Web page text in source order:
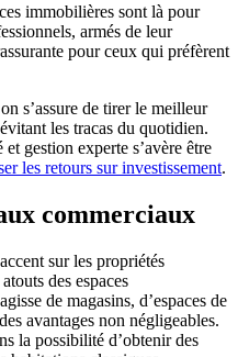
immobilières sont là pour
armés de leur
pour ceux qui préfèrent
s’assure de tirer le meilleur
les tracas du quotidien.
gestion experte s’avère être
les retours sur investissement.
commerciaux
sur les propriétés
des espaces
de magasins, d’espaces de
avantages non négligeables.
la possibilité d’obtenir des